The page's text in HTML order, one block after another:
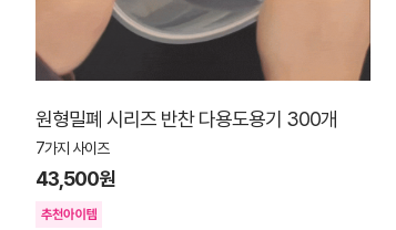
원형밀폐 시리즈 반찬 다용도용기 300개
7가지 사이즈
43,500원